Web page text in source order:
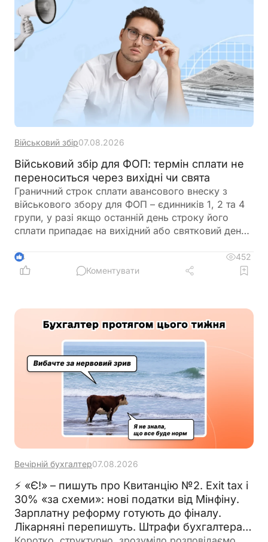
Військовий збір07.08.2026
Військовий збір для ФОП: термін сплати не
переноситься через вихідні чи свята
Граничний строк сплати авансового внеску з
військового збору для ФОП – єдинників 1, 2 та 4
групи, у разі якщо останній день строку його
сплати припадає на вихідний або святковий день,
за вихідним або святковим днем
4
452
Коментувати
Вечірній бухгалтер07.08.2026
⚡ «Є!» – пишуть про Квитанцію №2. Exit tax і
30% «за схеми»: нові податки від Мінфіну.
Зарплатну реформу готують до фіналу.
Лікарняні перепишуть. Штрафи бухгалтерам